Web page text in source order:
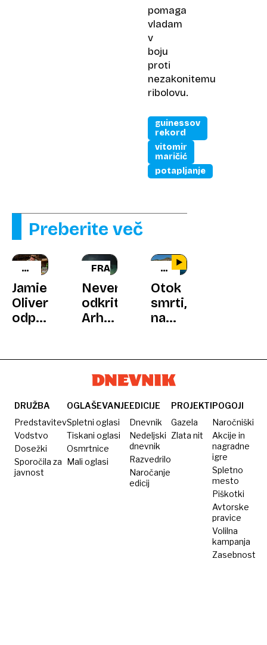
pomaga
vladam
v
boju
proti
nezakonitemu
ribolovu.
guinessov
rekord
vitomir
maričić
potapljanje
Preberite več
KUHARSKI
ZVEZDNIK
Jamie
Oliver
odprl
v Črni
FRANCIJA
Neverjetno
odkritje:
Arheologi
trgovske
ladje
stoletja
BRAZILSKA
OBALA
Otok
smrti,
na
kače
z
smrtonosnim
strupom
na
svetu
DRUŽBA
Predstavitev
Vodstvo
Dosežki
Sporočila za
javnost
OGLAŠEVANJE
Spletni oglasi
Tiskani oglasi
Osmrtnice
Mali oglasi
EDICIJE
Dnevnik
Nedeljski
dnevnik
Razvedrilo
Naročanje
edicij
PROJEKTI
Gazela
Zlata nit
POGOJI
Naročniški
Akcije in
nagradne
igre
Spletno
mesto
Piškotki
Avtorske
pravice
Volilna
kampanja
Zasebnost